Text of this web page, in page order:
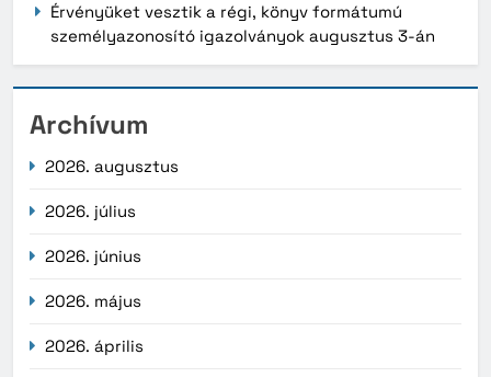
Érvényüket vesztik a régi, könyv formátumú
személyazonosító igazolványok augusztus 3-án
Archívum
2026. augusztus
2026. július
2026. június
2026. május
2026. április